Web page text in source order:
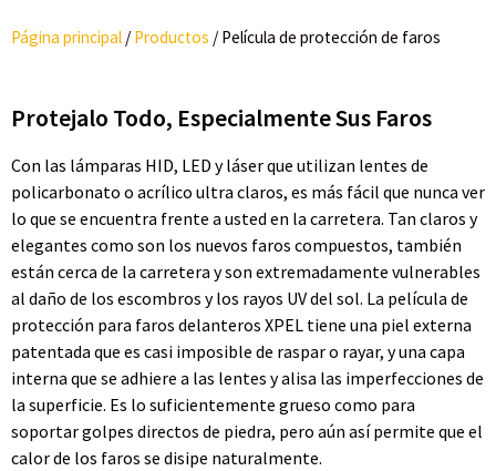
Página principal / Productos / Película de protección de faros
Protejalo Todo, Especialmente Sus Faros
Con las lámparas HID, LED y láser que utilizan lentes de
policarbonato o acrílico ultra claros, es más fácil que nunca ver
lo que se encuentra frente a usted en la carretera. Tan claros y
elegantes como son los nuevos faros compuestos, también
están cerca de la carretera y son extremadamente vulnerables
al daño de los escombros y los rayos UV del sol. La película de
protección para faros delanteros XPEL tiene una piel externa
patentada que es casi imposible de raspar o rayar, y una capa
interna que se adhiere a las lentes y alisa las imperfecciones de
la superficie. Es lo suficientemente grueso como para
soportar golpes directos de piedra, pero aún así permite que el
calor de los faros se disipe naturalmente.